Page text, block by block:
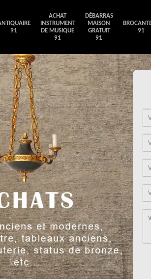
91
ACHAT
INSTRUMENT
DE MUSIQUE
91
DÉBARRAS
MAISON
GRATUIT
91
91